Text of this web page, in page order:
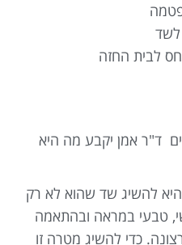
ד"ר אמן יקבע מה היא
להשיג שד שהוא לא רק
טבעי במראה ובהתאמה
כדי להשיג מטרה זו